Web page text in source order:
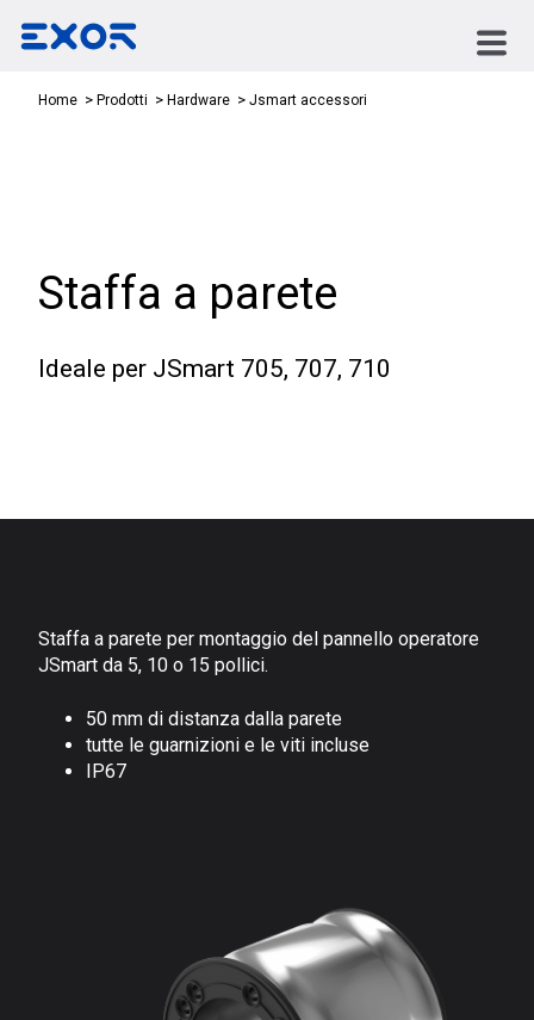
Home Prodotti Hardware Jsmart accessori
Staffa a parete
Ideale per JSmart 705, 707, 710
Staffa a parete per montaggio del pannello operatore
JSmart da 5, 10 o 15 pollici.
50 mm di distanza dalla parete
tutte le guarnizioni e le viti incluse
IP67